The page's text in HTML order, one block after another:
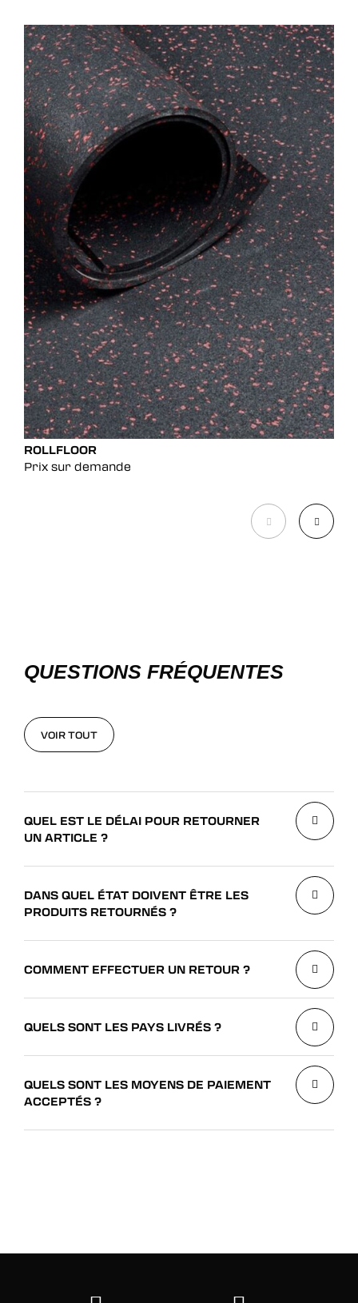
ROLLFLOOR
Prix sur demande
QUESTIONS FRÉQUENTES
VOIR TOUT
QUEL EST LE DÉLAI POUR RETOURNER
UN ARTICLE ?
DANS QUEL ÉTAT DOIVENT ÊTRE LES
PRODUITS RETOURNÉS ?
COMMENT EFFECTUER UN RETOUR ?
QUELS SONT LES PAYS LIVRÉS ?
QUELS SONT LES MOYENS DE PAIEMENT
ACCEPTÉS ?